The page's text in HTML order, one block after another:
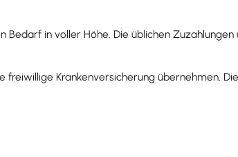
Bedarf in voller Höhe. Die üblichen
freiwillige Krankenversicherung übernehmen.